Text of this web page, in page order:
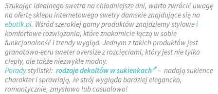
Szukając idealnego swetra na chłodniejsze dni, warto zwrócić uwagę
na ofertę sklepu internetowego swetry damskie znajdujące się na
ebutik.pl. Wśród szerokiej gamy produktów znajdziemy stylowei
komfortowe rozwiązania, które znakomicie łączą w sobie
funkcjonalność i trendy wygląd. Jednym z takich produktów jest
granatowo-ecru sweter oversize z rozcięciami, który jest nie tylko
ciepły, ale także niezwykle modny.
Poradystylistki: rodzaje dekoltów w sukienkach – nadają sukience
charakter i sprawiają, że strój wygląda bardziej elegancko,
romantycznie, zmysłowo lub casualowo!